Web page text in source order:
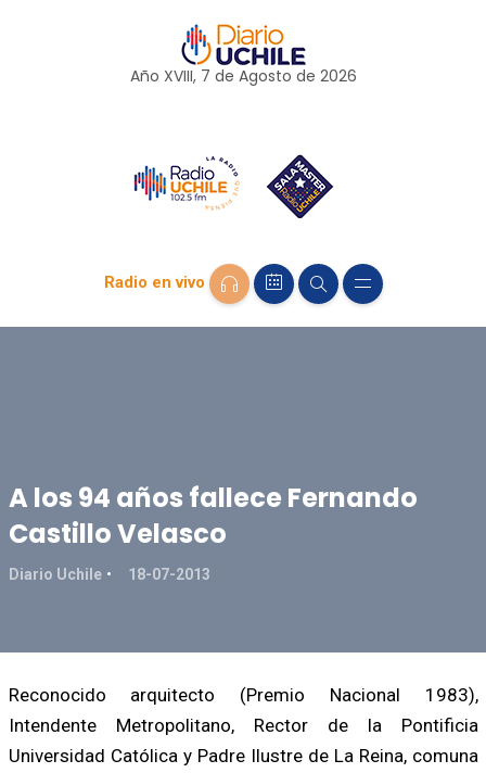
Año XVIII, 7 de Agosto de 2026
Radio en vivo
A los 94 años fallece Fernando
Castillo Velasco
Diario Uchile 18-07-2013
Reconocido arquitecto (Premio Nacional 1983),
Intendente Metropolitano, Rector de la Pontificia
Universidad Católica y Padre Ilustre de La Reina, comuna